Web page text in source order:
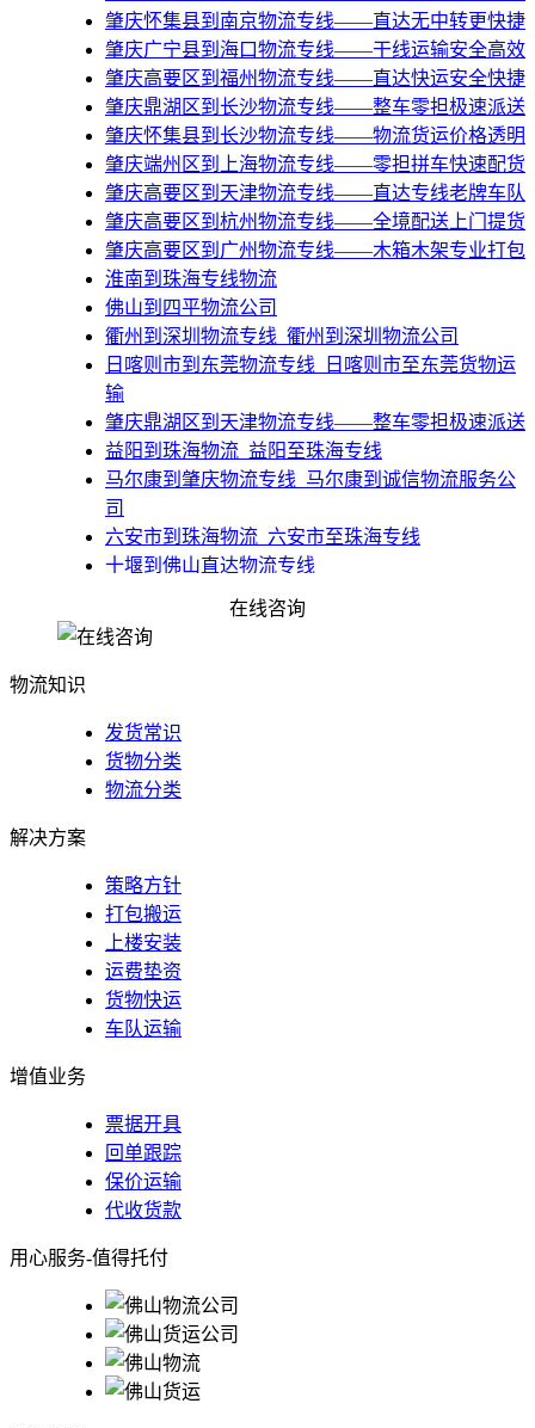
肇庆怀集县到南京物流专线——直达无中转更快捷
肇庆广宁县到海口物流专线——干线运输安全高效
肇庆高要区到福州物流专线——直达快运安全快捷
肇庆鼎湖区到长沙物流专线——整车零担极速派送
肇庆怀集县到长沙物流专线——物流货运价格透明
肇庆端州区到上海物流专线——零担拼车快速配货
肇庆高要区到天津物流专线——直达专线老牌车队
肇庆高要区到杭州物流专线——全境配送上门提货
肇庆高要区到广州物流专线——木箱木架专业打包
淮南到珠海专线物流
佛山到四平物流公司
​衢州到深圳物流专线_衢州到深圳物流公司
​日喀则市到东莞物流专线_日喀则市至东莞货物运
输
肇庆鼎湖区到天津物流专线——整车零担极速派送
益阳到珠海物流_益阳至珠海专线
马尔康到肇庆物流专线_马尔康到诚信物流服务公
司
​六安市到珠海物流_六安市至珠海专线
十堰到佛山直达物流专线
厦门到珠海专线货运专家
佛山到冀州物流公司_货运专线特快
在线咨询
物流知识
发货常识
货物分类
物流分类
解决方案
策略方针
打包搬运
上楼安装
运费垫资
货物快运
车队运输
增值业务
票据开具
回单跟踪
保价运输
代收货款
用心服务-值得托付